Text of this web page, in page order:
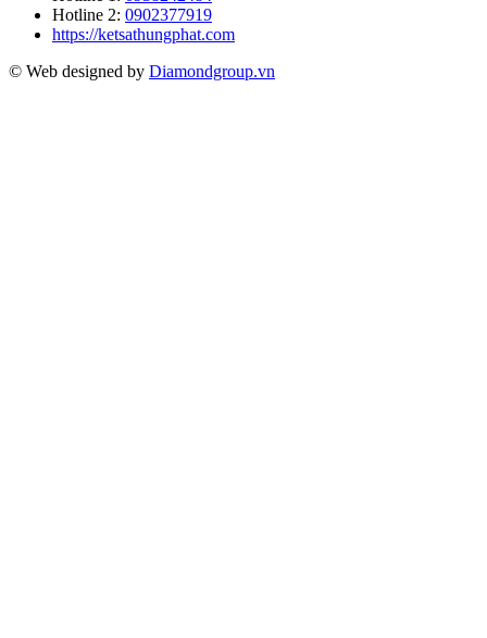
Hotline 2: 0902377919
https://ketsathungphat.com
© Web designed by Diamondgroup.vn